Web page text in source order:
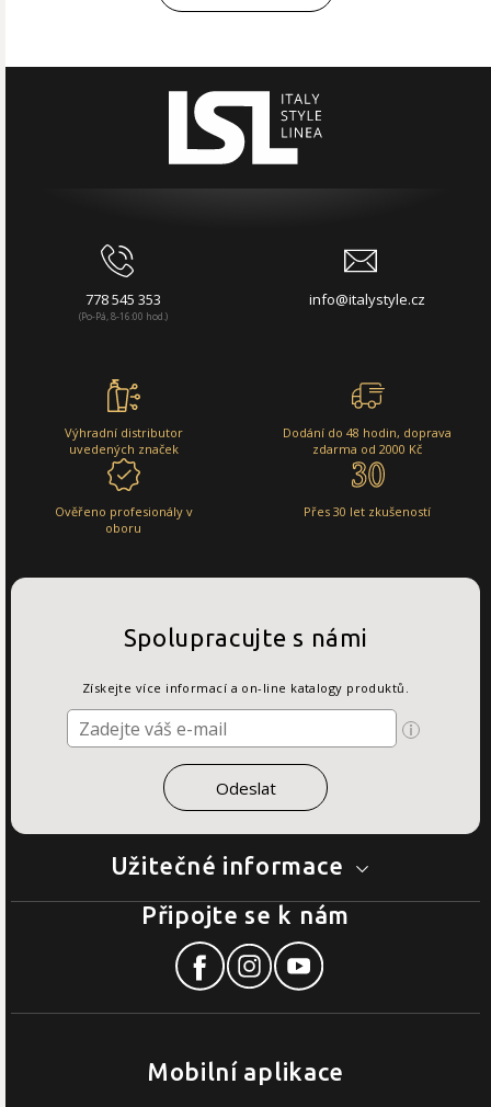
778 545 353
(Po-Pá, 8-16:00 hod.)
info@italystyle.cz
Výhradní distributor
uvedených značek
Dodání do 48 hodin, doprava
zdarma od 2000 Kč
Ověřeno profesionály v
oboru
Přes 30 let zkušeností
Užitečné informace
Spolupracujte s námi
Získejte více informací a on-line katalogy produktů.
Mobilní aplikace
Připojte se k nám